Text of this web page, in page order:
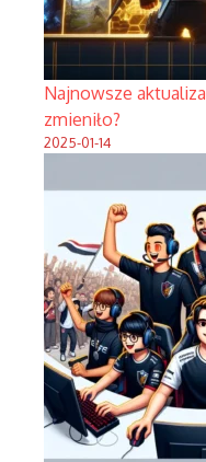
Najnowsze
zmieniło?
2025-01-14